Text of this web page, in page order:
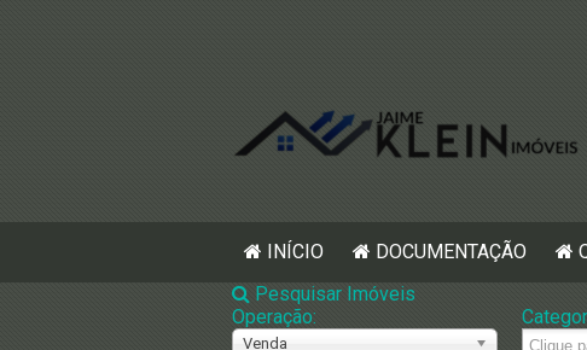
INÍCIO DOCUMENTAÇÃO
Pesquisar Imóveis
Operação:
Venda